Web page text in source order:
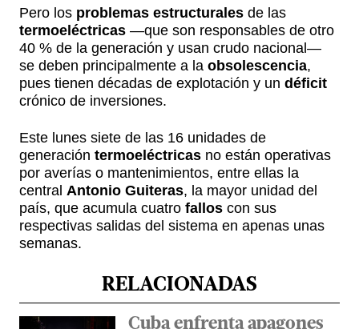
Pero los problemas estructurales de las
termoeléctricas —que son responsables de otro
40 % de la generación y usan crudo nacional—
se deben principalmente a la obsolescencia,
pues tienen décadas de explotación y un déficit
crónico de inversiones.
Este lunes siete de las 16 unidades de
generación termoeléctricas no están operativas
por averías o mantenimientos, entre ellas la
central Antonio Guiteras, la mayor unidad del
país, que acumula cuatro fallos con sus
respectivas salidas del sistema en apenas unas
semanas.
RELACIONADAS
Cuba enfrenta apagones